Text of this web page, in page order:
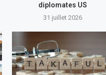
diplomates US
31 juillet 2026